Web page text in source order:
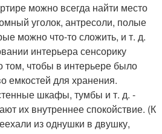
можно всегда найти место
уголок, антресоли, полые
можно что-то сложить, и т. д.
интерьера сенсорику
том, чтобы в интерьере было
емкостей для хранения.
шкафы, тумбы и т. д. -
их внутреннее спокойствие. (К
из однушки в двушку,